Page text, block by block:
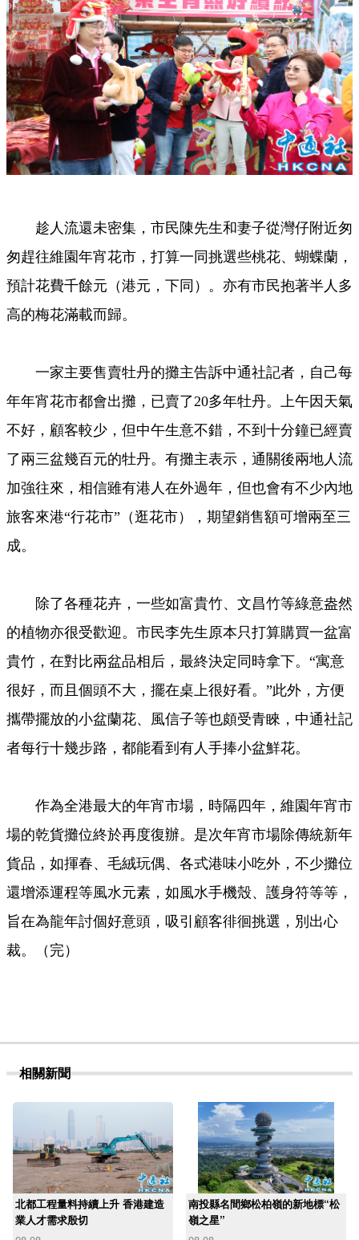
趁人流還未密集，市民陳先生和妻子從灣仔附近匆
匆趕往維園年宵花市，打算一同挑選些桃花、蝴蝶蘭，
預計花費千餘元（港元，下同）。亦有市民抱著半人多
高的梅花滿載而歸。
一家主要售賣牡丹的攤主告訴中通社記者，自己每
年年宵花市都會出攤，已賣了20多年牡丹。上午因天氣
不好，顧客較少，但中午生意不錯，不到十分鐘已經賣
了兩三盆幾百元的牡丹。有攤主表示，通關後兩地人流
加強往來，相信雖有港人在外過年，但也會有不少內地
旅客來港“行花市”（逛花市），期望銷售額可增兩至三
成。
除了各種花卉，一些如富貴竹、文昌竹等綠意盎然
的植物亦很受歡迎。市民李先生原本只打算購買一盆富
貴竹，在對比兩盆品相后，最終決定同時拿下。“寓意
很好，而且個頭不大，擺在桌上很好看。”此外，方便
攜帶擺放的小盆蘭花、風信子等也頗受青睞，中通社記
者每行十幾步路，都能看到有人手捧小盆鮮花。
作為全港最大的年宵市場，時隔四年，維園年宵市
場的乾貨攤位終於再度復辦。是次年宵市場除傳統新年
貨品，如揮春、毛絨玩偶、各式港味小吃外，不少攤位
還增添運程等風水元素，如風水手機殼、護身符等等，
旨在為龍年討個好意頭，吸引顧客徘徊挑選，別出心
裁。（完）
相關新聞
北都工程量料持續上升 香港建造
業人才需求殷切
南投縣名間鄉松柏嶺的新地標“松
嶺之星”